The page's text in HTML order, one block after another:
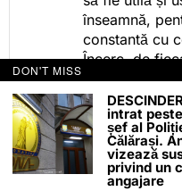
înseamnă,
constantă cu
Încerc, de
celor care
ceea ce fac.
este despre
Iar dacă
pe care le
drumul bun.
DON'T MISS
intrat
șef al
Călărași.
vizează
privind un
angajare